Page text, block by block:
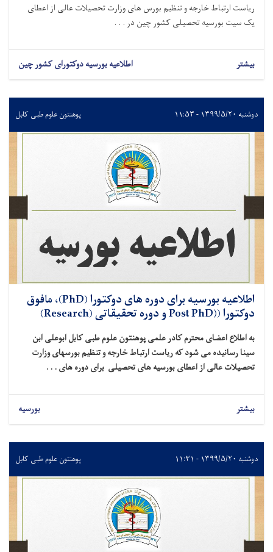
ریاست ارتباط خارجه و تنظیم بورس های وزارت تحصیلات عالی از اعطای
یک سیت بورسیه تحصیلی کشور چین در . . .
بیشتر اطلاعیه بورسیه دوکتورای کشور چین
دوشنبه ۱۳۹۹/۵/۲۰ - ۱۱:۵۳ پوهنتون علوم طبی کابل
اطلاعیه بورسیه برای دوره های دوکتورا (PhD)، مافوق
دوکتورا ((Post PhD و دوره تحقیقاتی (Research)
به اطلاع اعضای محترم کادر علمی پوهنتون علوم طبی کابل ابوعلی ابن
سینا رسانیده می شود که ریاست ارتباط خارجه و تنظیم بورسهای وزارت
تحصیلات عالی از اعطای بورسیه های تحصیلی برای دوره های . . .
بیشتر بورسیه
دوشنبه ۱۳۹۹/۵/۲۰ - ۱۱:۳۱ پوهنتون علوم طبی کابل